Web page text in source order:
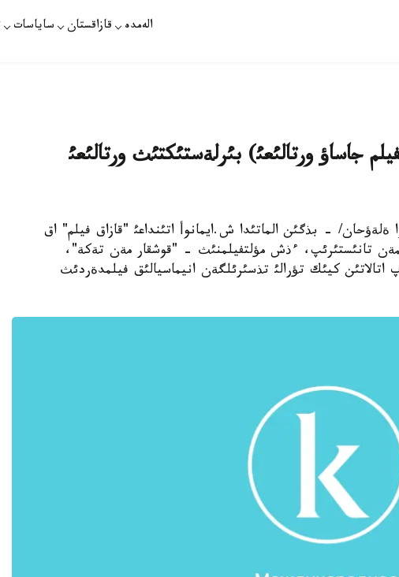
الەمدە قازاقستان ساياسات
جاساؤ ورتالئعئ) بئرلةستئكتئث ورتالئعئ
/نازيرا ةلةؤحان/ - بذگئن الماتئدا ش.ايمانوأ اتئنداعئ "قازاق فيلم" اق
تانئستئرئپ، ءذش مؤلتفيلمنئث - "قوشقار مةن تةكة"،
كيئك تؤرالئ تذسئرئلگةن انيماسيالئق فيلمدةردئث